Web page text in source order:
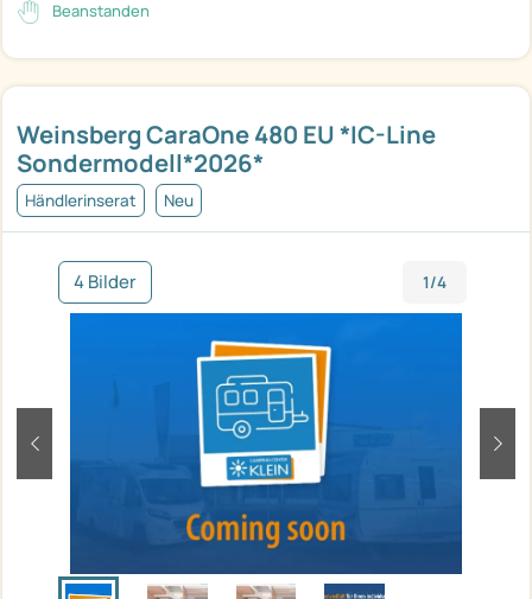
Weinsberg CaraOne 480 EU *IC-Line
Sondermodell*2026*
Händlerinserat Neu
4 Bilder 1/4
zurück
Beanstanden